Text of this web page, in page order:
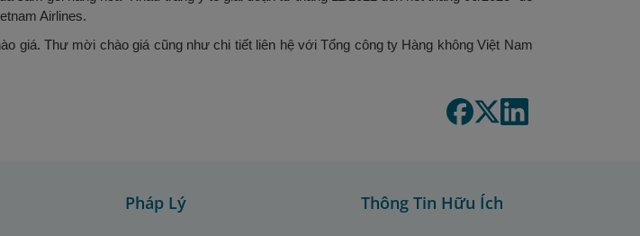
Airlines.
giá. Thư mời chào giá cũng như chi tiết liên hệ với Tổng công ty Hàng không Việt Nam
Pháp Lý Thông Tin Hữu Ích